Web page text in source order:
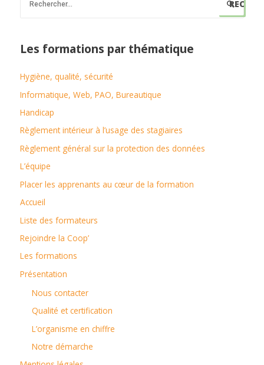
h
r
c
h
e
:
Les formations par thématique
Hygiène, qualité, sécurité
Informatique, Web, PAO, Bureautique
Handicap
Règlement intérieur à l’usage des stagiaires
Règlement général sur la protection des données
L’équipe
Placer les apprenants au cœur de la formation
Accueil
Liste des formateurs
Rejoindre la Coop’
Les formations
Présentation
Nous contacter
Qualité et certification
L’organisme en chiffre
Notre démarche